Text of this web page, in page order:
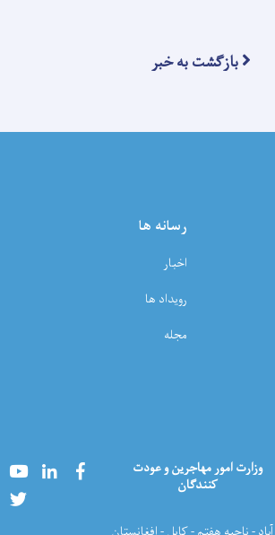
بازگشت به خبر
رسانه ها
اخبار
رویداد ها
مجله
وزارت امور مهاجرین و عودت
کنندگان
YoutubeLinkedInFacebook